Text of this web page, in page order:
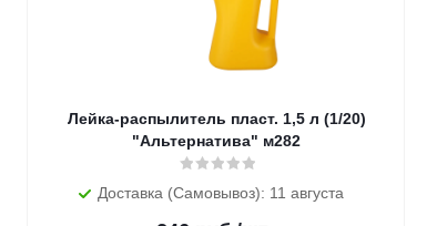
Лейка-распылитель пласт. 1,5 л (1/20)
"Альтернатива" м282
Доставка (Самовывоз): 11 августа